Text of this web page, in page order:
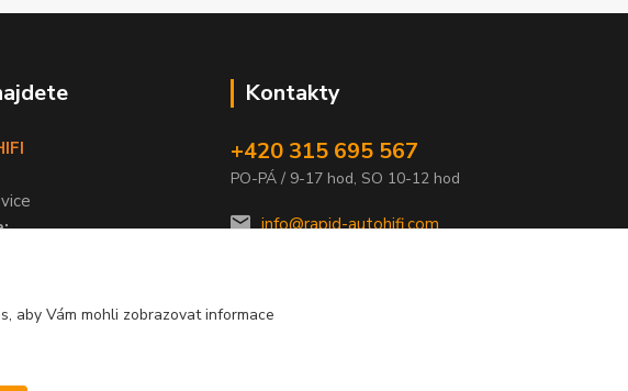
Kontakty
+420 315 695 567
PO-PÁ / 9-17 hod, SO 10-12 hod
info@rapid-autohifi.com
aby Vám mohli zobrazovat informace